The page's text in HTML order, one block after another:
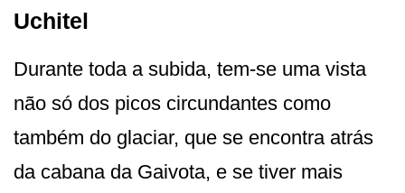
Uchitel
Durante toda a subida, tem-se uma vista
não só dos picos circundantes como
também do glaciar, que se encontra atrás
da cabana da Gaivota, e se tiver mais